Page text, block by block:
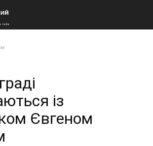
із
Євгеном